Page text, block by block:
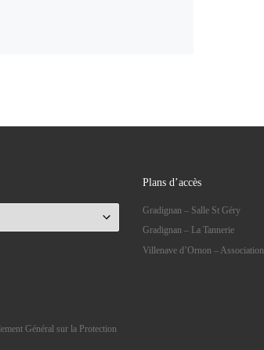
Général sur la Protection
Plans d’accès
Gradignan – Salle St Géry
Gradignan – La Tannerie
Villenave d’Ornon – Association